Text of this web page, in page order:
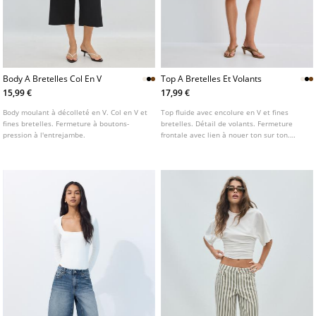
Body A Bretelles Col En V
15,99 €
Body moulant à décolleté en V. Col en V et
fines bretelles. Fermeture à boutons-
pression à l'entrejambe.
Top A Bretelles Et Volants
17,99 €
Top fluide avec encolure en V et fines
bretelles. Détail de volants. Fermeture
frontale avec lien à nouer ton sur ton.